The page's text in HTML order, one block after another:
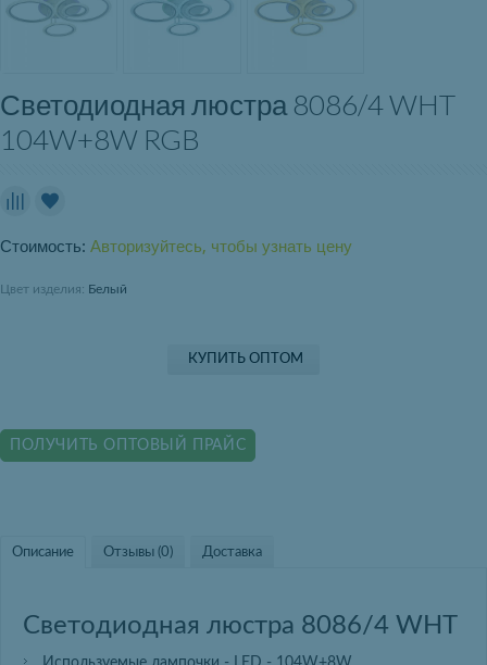
Светодиодная люстра 8086/4 WHT
104W+8W RGB
Стоимость: Авторизуйтесь, чтобы узнать цену
Цвет изделия: Белый
КУПИТЬ ОПТОМ
ПОЛУЧИТЬ ОПТОВЫЙ ПРАЙС
Описание Отзывы (0) Доставка
Светодиодная люстра 8086/4 WHT